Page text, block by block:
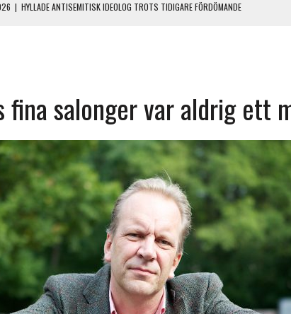
| HYLLADE ANTISEMITISK IDEOLOG TROTS TIDIGARE FÖRDÖMANDE
FANA VAJADE NÄR KHAMENEI HYLLADES
fina salonger var aldrig ett